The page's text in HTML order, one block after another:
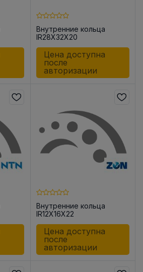
Внутренние кольца
IR28X32X20
Цена доступна
после
авторизации
Внутренние кольца
IR12X16X22
Цена доступна
после
авторизации